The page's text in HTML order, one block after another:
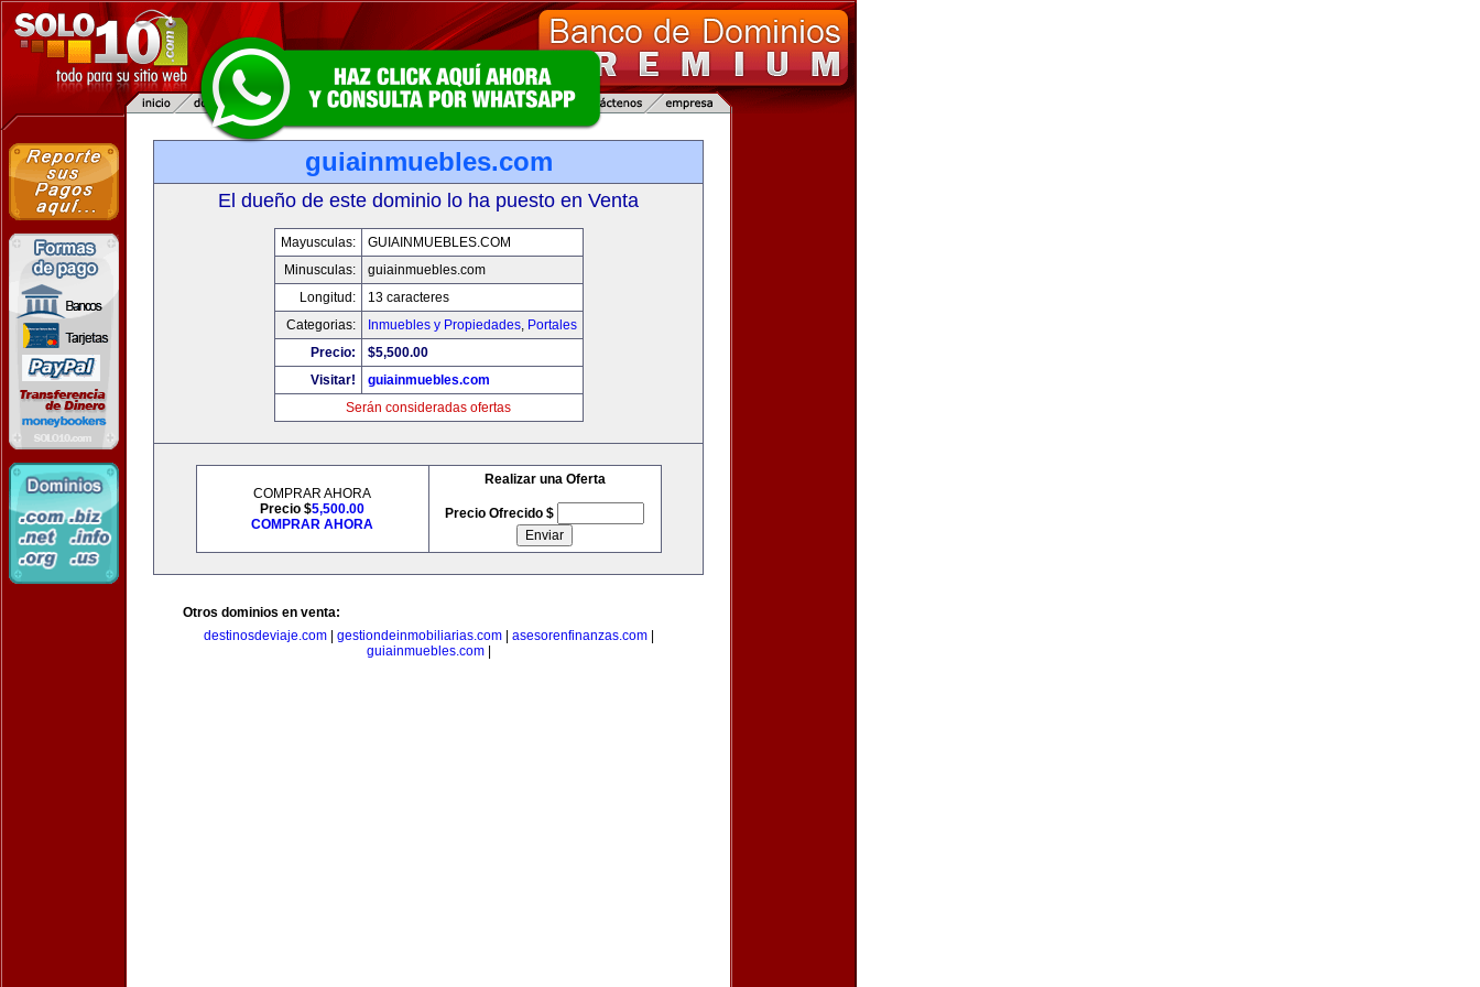
guiainmuebles.com
El dueño de este dominio lo ha puesto en Venta
Mayusculas:
GUIAINMUEBLES.COM
Minusculas:
guiainmuebles.com
Longitud:
13 caracteres
Categorias:
Inmuebles y Propiedades, Portales
Precio:
$5,500.00
Visitar!
guiainmuebles.com
Serán consideradas ofertas
COMPRAR AHORA
Precio $5,500.00
COMPRAR AHORA
Realizar una Oferta
Precio Ofrecido $
Otros dominios en venta:
destinosdeviaje.com| gestiondeinmobiliarias.com| asesorenfinanzas.com|
guiainmuebles.com|